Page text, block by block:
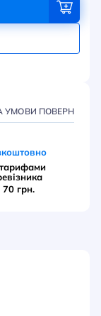
УМОВИ ПОВЕРНЕННЯ
70 грн.